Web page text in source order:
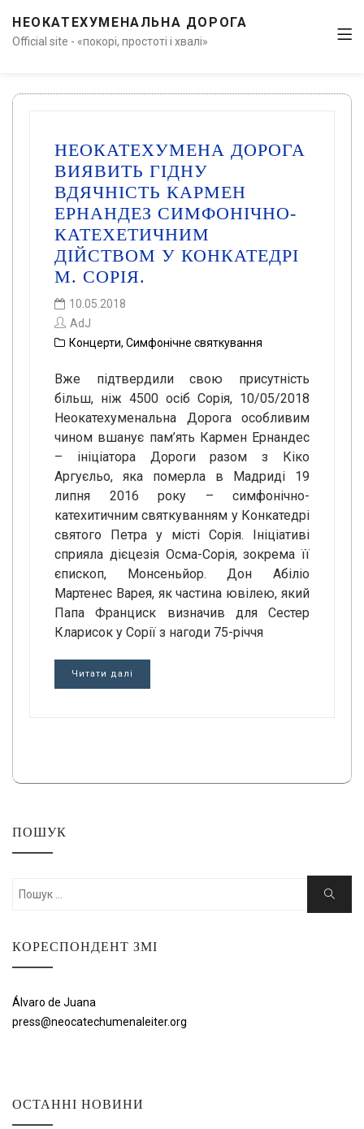
НЕОКАТЕХУМЕНАЛЬНА ДОРОГА
Official site - «покорі, простоті і хвалі»
НЕОКАТЕХУМЕНА ДОРОГА
ВИЯВИТЬ ГІДНУ
ВДЯЧНІСТЬ КАРМЕН
ЕРНАНДЕЗ СИМФОНІЧНО-
КАТЕХЕТИЧНИМ
ДІЙСТВОМ У КОНКАТЕДРІ
М. СОРІЯ.
10.05.2018
AdJ
Концерти, Симфонічне святкування
Вже підтвердили свою присутність
більш, ніж 4500 осіб Сорія, 10/05/2018
Неокатехуменальна Дорога особливим
чином вшанує пам’ять Кармен Ернандес
– ініціатора Дороги разом з Кіко
Аргуєльо, яка померла в Мадриді 19
липня 2016 року – симфонічно-
катехитичним святкуванням у Конкатедрі
святого Петра у місті Сорія. Ініціативі
сприяла дієцезія Осма-Сорія, зокрема її
єпископ, Монсеньйор. Дон Абіліо
Мартенес Варея, як частина ювілею, який
Папа Франциск визначив для Сестер
Кларисок у Сорії з нагоди 75-річчя
Читати далі
ПОШУК
Шукати:
Пошук
КОРЕСПОНДЕНТ ЗМІ
Álvaro de Juana
press@neocatechumenaleiter.org
ОСТАННІ НОВИНИ